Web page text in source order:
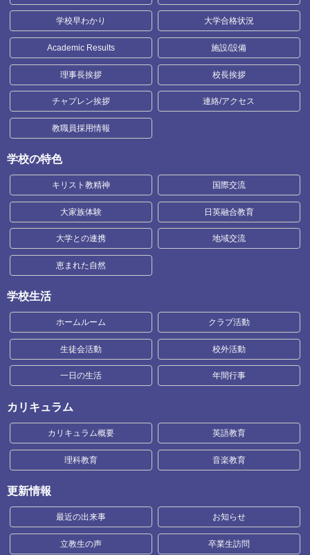
学校早わかり 大学合格状況
Academic Results 施設/設備
理事長挨拶 校長挨拶
チャプレン挨拶 連絡/アクセス
教職員採用情報
学校の特色
キリスト教精神 国際交流
大家族体験 日英融合教育
大学との連携 地域交流
恵まれた自然
学校生活
ホームルーム クラブ活動
生徒会活動 校外活動
一日の生活 年間行事
カリキュラム
カリキュラム概要 英語教育
理科教育 音楽教育
更新情報
最近の出来事 お知らせ
立教生の声 卒業生訪問